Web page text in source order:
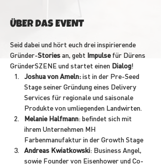
ÜBER DAS EVENT
Seid dabei und hört euch drei inspirierende
Gründer-Stories an, gebt Impulse für Dürens
GründerSZENE und startet einen Dialog!
Joshua von Ameln: ist in der Pre-Seed
Stage seiner Gründung eines Delivery
Services für regionale und saisonale
Produkte von umliegenden Landwirten.
Melanie Halfmann: befindet sich mit
ihrem Unternehmen MH
Farbenmanufaktur in der Growth Stage
Andreas Kwiatkowski: Business Angel,
sowie Founder von Eisenhower und Co-